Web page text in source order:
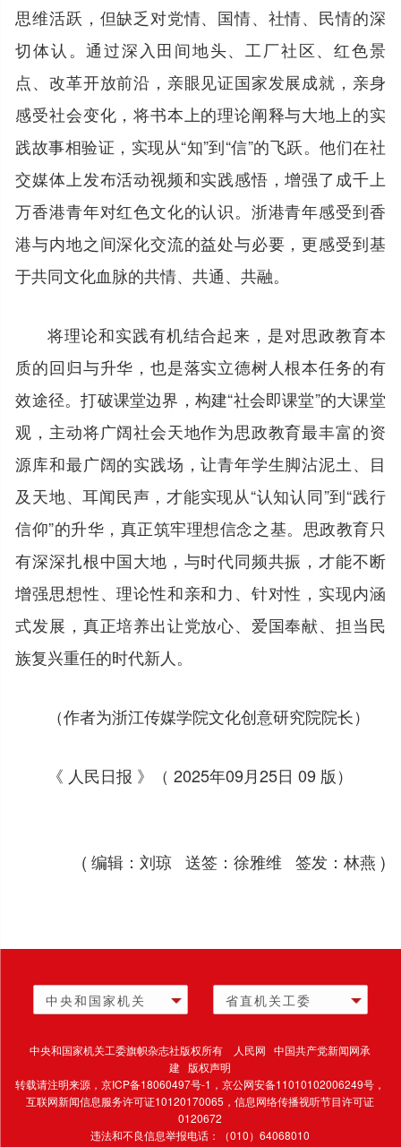
思维活跃，但缺乏对党情、国情、社情、民情的深
切体认。通过深入田间地头、工厂社区、红色景
点、改革开放前沿，亲眼见证国家发展成就，亲身
感受社会变化，将书本上的理论阐释与大地上的实
践故事相验证，实现从“知”到“信”的飞跃。他们在社
交媒体上发布活动视频和实践感悟，增强了成千上
万香港青年对红色文化的认识。浙港青年感受到香
港与内地之间深化交流的益处与必要，更感受到基
于共同文化血脉的共情、共通、共融。
将理论和实践有机结合起来，是对思政教育本
质的回归与升华，也是落实立德树人根本任务的有
效途径。打破课堂边界，构建“社会即课堂”的大课堂
观，主动将广阔社会天地作为思政教育最丰富的资
源库和最广阔的实践场，让青年学生脚沾泥土、目
及天地、耳闻民声，才能实现从“认知认同”到“践行
信仰”的升华，真正筑牢理想信念之基。思政教育只
有深深扎根中国大地，与时代同频共振，才能不断
增强思想性、理论性和亲和力、针对性，实现内涵
式发展，真正培养出让党放心、爱国奉献、担当民
族复兴重任的时代新人。
（作者为浙江传媒学院文化创意研究院院长）
《 人民日报 》（ 2025年09月25日 09 版）
( 编辑：刘琼 送签：徐雅维 签发：林燕 )
中央和国家机关 省直机关工委
中央和国家机关工委旗帜杂志社版权所有 人民网 中国共产党新闻网承
建 版权声明
转载请注明来源，京ICP备18060497号-1 ，京公网安备11010102006249号，
互联网新闻信息服务许可证10120170065，信息网络传播视听节目许可证
0120672
违法和不良信息举报电话：（010）64068010